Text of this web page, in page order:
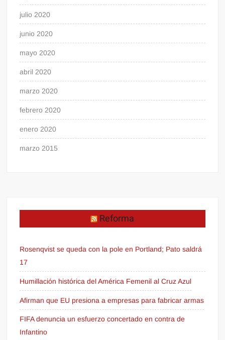
julio 2020
junio 2020
mayo 2020
abril 2020
marzo 2020
febrero 2020
enero 2020
marzo 2015
Reforma
Rosenqvist se queda con la pole en Portland; Pato saldrá
17
Humillación histórica del América Femenil al Cruz Azul
Afirman que EU presiona a empresas para fabricar armas
FIFA denuncia un esfuerzo concertado en contra de
Infantino